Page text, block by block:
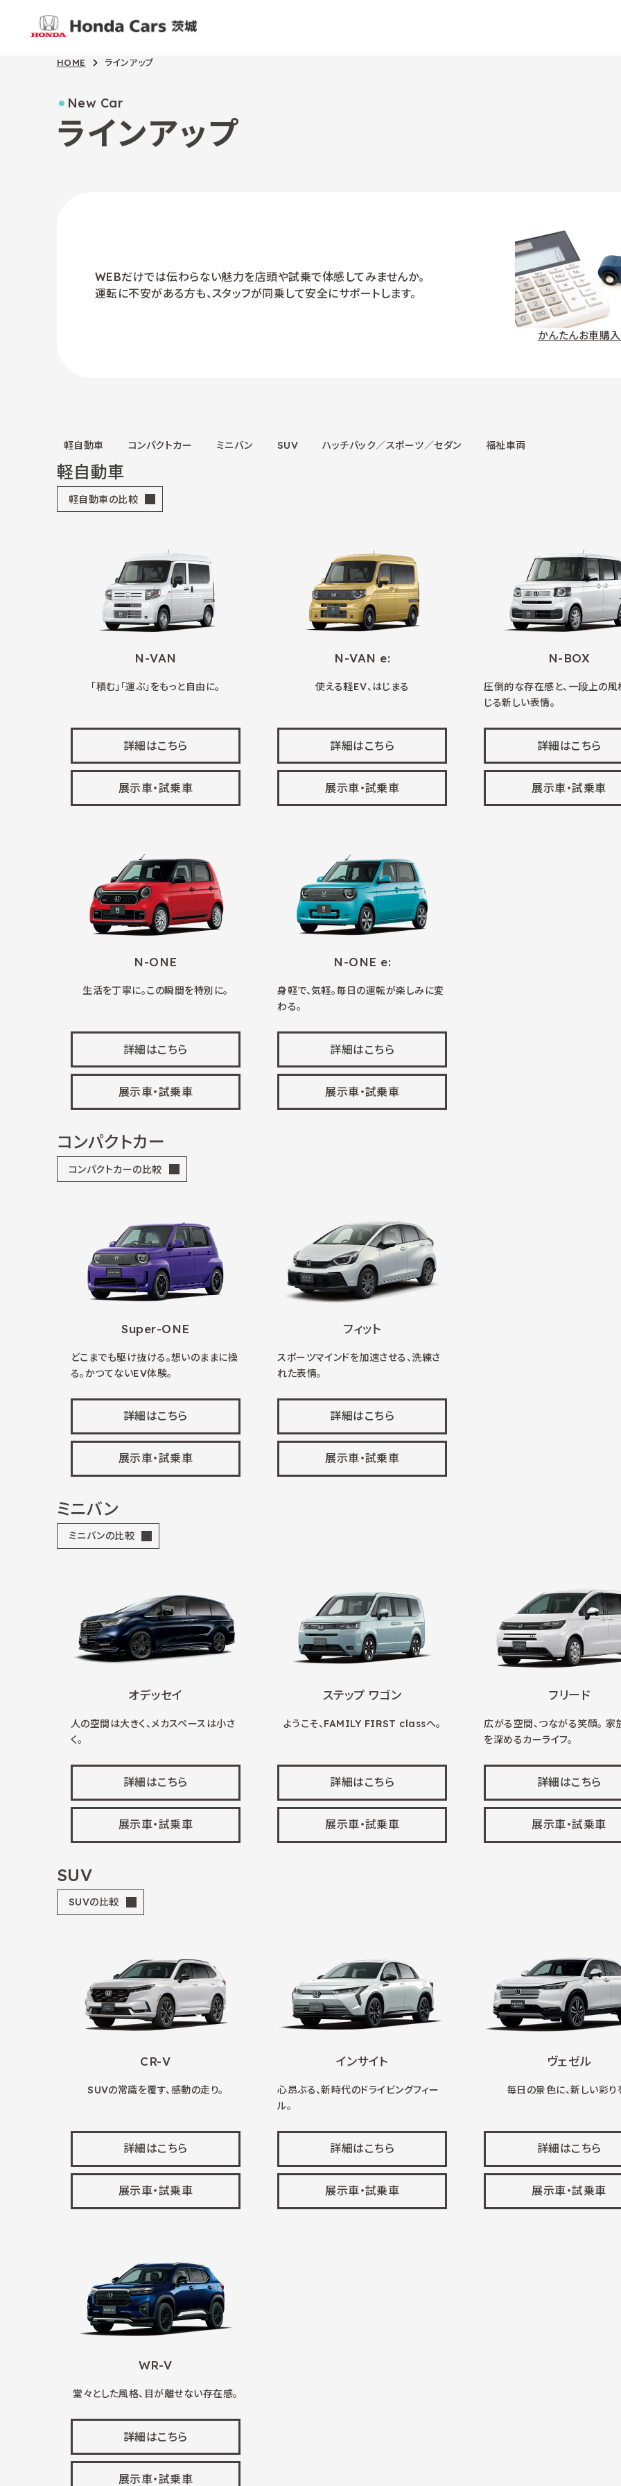
HOME ラインアップ
New Car
ラインアップ
WEBだけでは伝わらない魅力を店頭や試乗で体感してみませんか。
運転に不安がある方も、スタッフが同乗して安全にサポートします。
かんたんお車購
軽自動車 コンパクトカー ミニバン SUV ハッチバック／スポーツ／セダン 福祉車両
軽自動車
軽自動車の比較
N-VAN
「積む」「運ぶ」をもっと自由に。
詳細はこちら
展示車・試乗車
N-VAN e:
使える軽EV、はじまる
詳細はこちら
展示車・試乗車
N-BOX
圧倒的な存在感と、一段上の風
じる新しい表情。
詳細はこちら
展示車・試乗車
N-ONE
生活を丁寧に。この瞬間を特別に。
詳細はこちら
展示車・試乗車
N-ONE e:
身軽で、気軽。毎日の運転が楽しみに変
わる。
詳細はこちら
展示車・試乗車
コンパクトカー
コンパクトカーの比較
Super-ONE
どこまでも駆け抜ける。想いのままに操
る。かつてないEV体験。
詳細はこちら
展示車・試乗車
フィット
スポーツマインドを加速させる、洗練さ
れた表情。
詳細はこちら
展示車・試乗車
ミニバン
ミニバンの比較
オデッセイ
人の空間は大きく、メカスペースは小さ
く。
詳細はこちら
展示車・試乗車
ステップ ワゴン
ようこそ、FAMILY FIRST classへ。
詳細はこちら
展示車・試乗車
フリード
広がる空間、つながる笑顔。 家
を深めるカーライフ。
詳細はこちら
展示車・試乗車
SUV
SUVの比較
CR-V
SUVの常識を覆す、感動の走り。
詳細はこちら
展示車・試乗車
インサイト
心昂ぶる、新時代のドライビングフィー
ル。
詳細はこちら
展示車・試乗車
ヴェゼル
毎日の景色に、新しい彩り
詳細はこちら
展示車・試乗車
WR-V
堂々とした風格、目が離せない存在感。
詳細はこちら
展示車・試乗車